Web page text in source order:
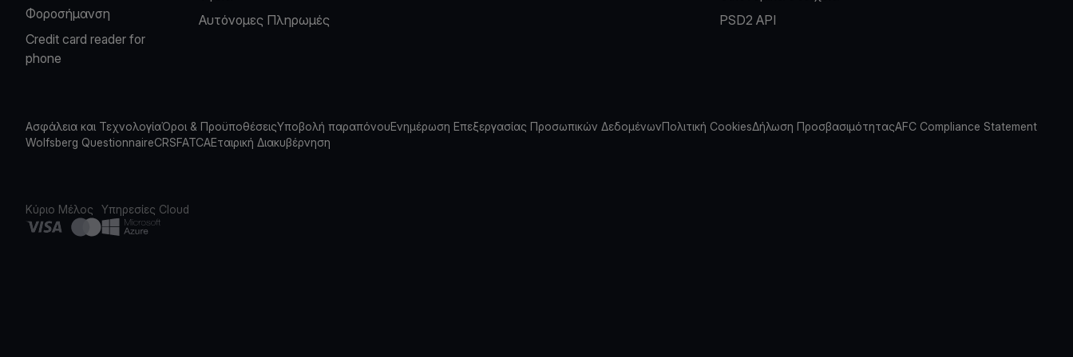
Φοροσήμανση
Credit card reader for
phone
Αυτόνομες Πληρωμές
PSD2 API
Ασφάλεια και ΤεχνολογίαΌροι & ΠροϋποθέσειςΥποβολή παραπόνουΕνημέρωση Επεξεργασίας Προσωπικών ΔεδομένωνΠολιτική CookiesΔήλωση ΠροσβασιμότηταςAFC Compliance Statement
Wolfsberg QuestionnaireCRSFATCAΕταιρική Διακυβέρνηση
Κύριο Μέλος Υπηρεσίες Cloud